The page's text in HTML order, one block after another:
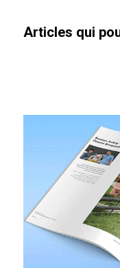
Articles qui